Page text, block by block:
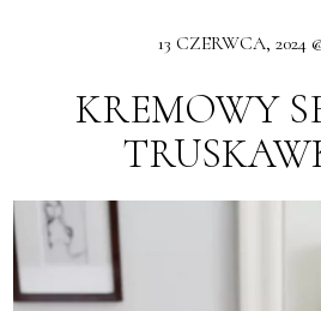
13 CZERWCA, 2024
KREMOWY